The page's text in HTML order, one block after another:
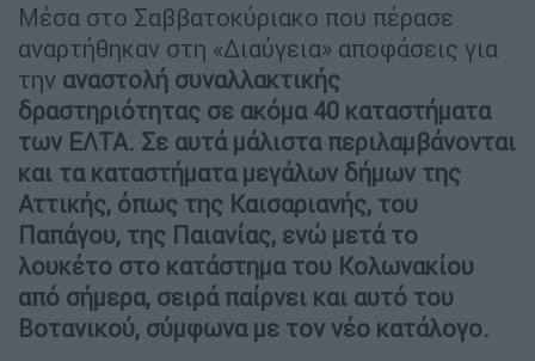
Μέσα στο Σαββατοκύριακο που πέρασε
αναρτήθηκαν στη «Διαύγεια» αποφάσεις για
την αναστολή συναλλακτικής
δραστηριότητας σε ακόμα 40 καταστήματα
των ΕΛΤΑ. Σε αυτά μάλιστα περιλαμβάνονται
και τα καταστήματα μεγάλων δήμων της
Αττικής, όπως της Καισαριανής, του
Παπάγου, της Παιανίας, ενώ μετά το
λουκέτο στο κατάστημα του Κολωνακίου
από σήμερα, σειρά παίρνει και αυτό του
Βοτανικού, σύμφωνα με τον νέο κατάλογο.